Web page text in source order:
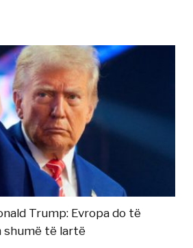
Trump: Evropa do të
shumë të lartë